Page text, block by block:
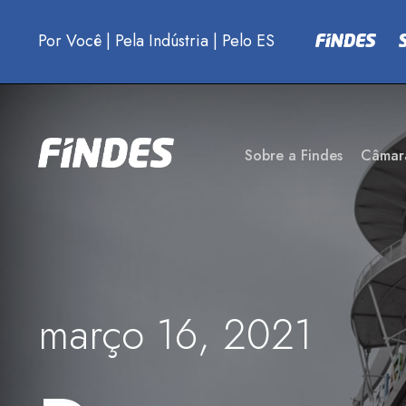
Por Você | Pela Indústria | Pelo ES
Sobre a Findes
março 16, 2021